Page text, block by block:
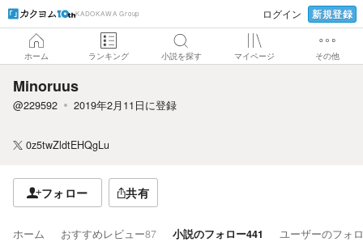
KADOKAWA Group ログイン 新規登録
ホーム ランキング 小説を探す マイページ その他
Minoruus
@229592 2019年2月11日に登録
0z5twZldtEHQgLu
フォロー 共有
ホーム おすすめレビュー87 小説のフォロー441 ユーザーのフォ